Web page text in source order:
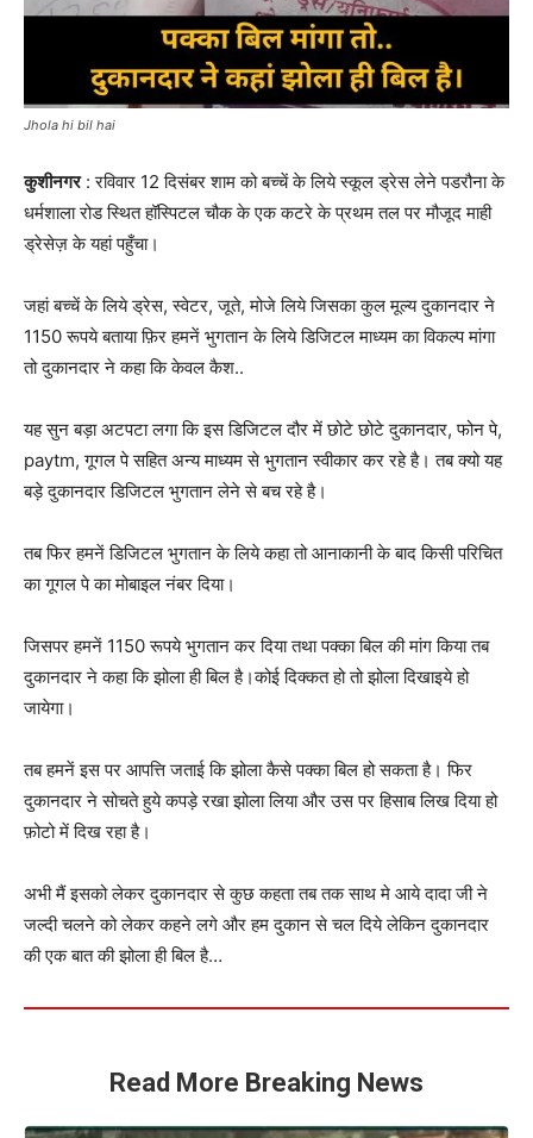
Jhola hi bil hai
कुशीनगर: रविवार 12 दिसंबर शाम को बच्चें के लिये स्कूल ड्रेस लेने पडरौना के
धर्मशाला रोड स्थित हॉस्पिटल चौक के एक कटरे के प्रथम तल पर मौजूद माही
ड्रेसेज़ के यहां पहुँचा।
जहां बच्चें के लिये ड्रेस, स्वेटर, जूते, मोजे लिये जिसका कुल मूल्य दुकानदार ने
1150 रूपये बताया फ़िर हमनें भुगतान के लिये डिजिटल माध्यम का विकल्प मांगा
तो दुकानदार ने कहा कि केवल कैश..
यह सुन बड़ा अटपटा लगा कि इस डिजिटल दौर में छोटे छोटे दुकानदार, फोन पे,
paytm, गूगल पे सहित अन्य माध्यम से भुगतान स्वीकार कर रहे है। तब क्यो यह
बड़े दुकानदार डिजिटल भुगतान लेने से बच रहे है।
तब फिर हमनें डिजिटल भुगतान के लिये कहा तो आनाकानी के बाद किसी परिचित
का गूगल पे का मोबाइल नंबर दिया।
जिसपर हमनें 1150 रूपये भुगतान कर दिया तथा पक्का बिल की मांग किया तब
दुकानदार ने कहा कि झोला ही बिल है।कोई दिक्कत हो तो झोला दिखाइये हो
जायेगा।
तब हमनें इस पर आपत्ति जताई कि झोला कैसे पक्का बिल हो सकता है। फिर
दुकानदार ने सोचते हुये कपड़े रखा झोला लिया और उस पर हिसाब लिख दिया हो
फ़ोटो में दिख रहा है।
अभी मैं इसको लेकर दुकानदार से कुछ कहता तब तक साथ मे आये दादा जी ने
जल्दी चलने को लेकर कहने लगे और हम दुकान से चल दिये लेकिन दुकानदार
की एक बात की झोला ही बिल है…
Read More Breaking News